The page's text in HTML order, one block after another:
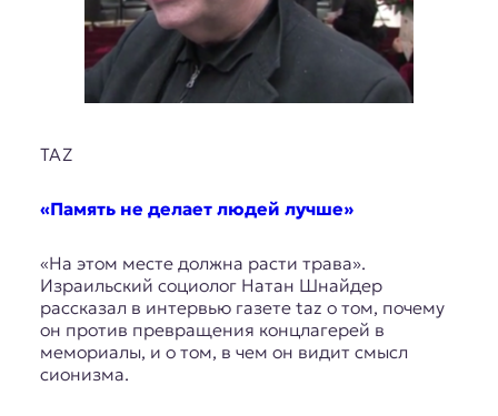
TAZ
«Память не делает людей лучше»
«На этом месте должна расти трава».
Израильский социолог Натан Шнайдер
рассказал в интервью газете taz о том, почему
он против превращения концлагерей в
мемориалы, и о том, в чем он видит смысл
сионизма.